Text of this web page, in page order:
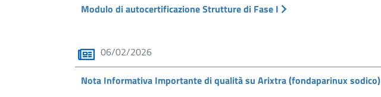
Modulo di autocertificazione Strutture di Fase I
06/02/2026
Nota Informativa Importante di qualità su Arixtra (fondaparinux sodico)